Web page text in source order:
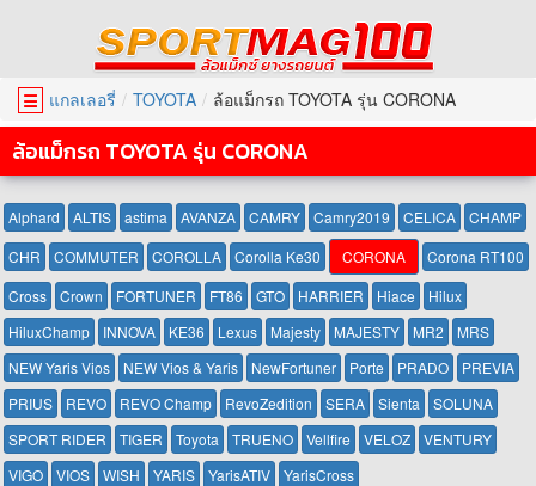
☰ แกลเลอรี่ TOYOTA ล้อแม็กรถ TOYOTA รุ่น CORONA
ล้อแม็กรถ TOYOTA รุ่น CORONA
Alphard ALTIS astima AVANZA CAMRY Camry2019 CELICA
CHAMP
CHR
COMMUTER COROLLA Corolla Ke30 CORONA
Corona RT100
Cross
Crown FORTUNER FT86 GTO HARRIER Hiace
Hilux
HiluxChamp
INNOVA KE36 Lexus Majesty MAJESTY MR2
MRS
NEW Yaris Vios
NEW Vios & Yaris NewFortuner Porte PRADO
PREVIA
PRIUS
REVO REVO Champ RevoZedition SERA Sienta
SOLUNA
SPORT RIDER
TIGER Toyota TRUENO Vellfire VELOZ
VENTURY
VIGO
VIOS WISH YARIS YarisATIV YarisCross